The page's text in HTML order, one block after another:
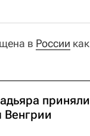
в России как
приняли
Венгрии